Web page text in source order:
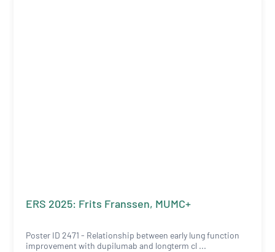
ERS 2025: Frits Franssen, MUMC+
Poster ID 2471 - Relationship between early lung function
improvement with dupilumab and longterm cl ...